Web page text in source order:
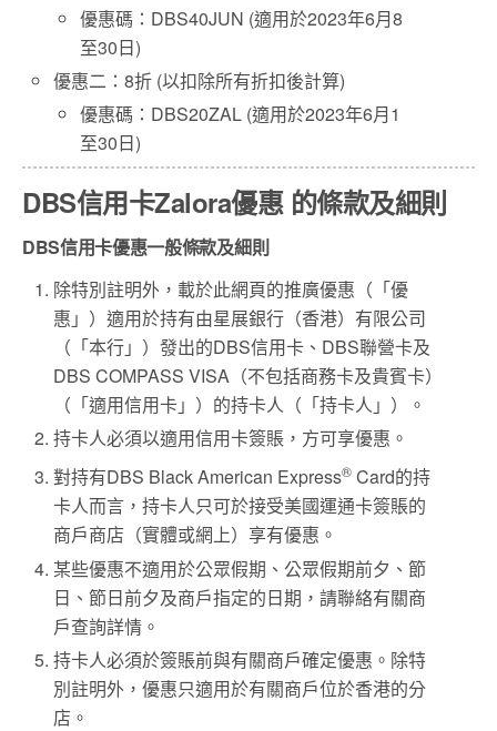
優惠碼：DBS40JUN (適用於2023年6月8
至30日)
優惠二：8折 (以扣除所有折扣後計算)
優惠碼：DBS20ZAL (適用於2023年6月1
至30日)
DBS信用卡Zalora優惠 的條款及細則
DBS信用卡優惠一般條款及細則
除特別註明外，載於此網頁的推廣優惠（「優
惠」）適用於持有由星展銀行（香港）有限公司
（「本行」）發出的DBS信用卡、DBS聯營卡及
DBS COMPASS VISA（不包括商務卡及貴賓卡）
（「適用信用卡」）的持卡人（「持卡人」）。
持卡人必須以適用信用卡簽賬，方可享優惠。
對持有DBS Black American Express® Card的持
卡人而言，持卡人只可於接受美國運通卡簽賬的
商戶商店（實體或網上）享有優惠。
某些優惠不適用於公眾假期、公眾假期前夕、節
日、節日前夕及商戶指定的日期，請聯絡有關商
戶查詢詳情。
持卡人必須於簽賬前與有關商戶確定優惠。除特
別註明外，優惠只適用於有關商戶位於香港的分
店。